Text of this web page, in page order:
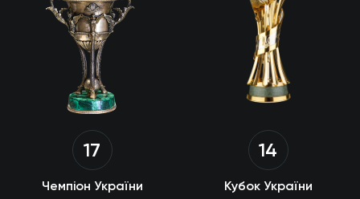
17
Чемпіон України
14
Кубок України